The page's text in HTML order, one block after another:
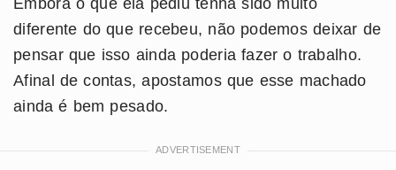
Embora o que ela pediu tenha sido muito
diferente do que recebeu, não podemos deixar de
pensar que isso ainda poderia fazer o trabalho.
Afinal de contas, apostamos que esse machado
ainda é bem pesado.